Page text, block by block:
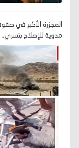
المجزرة الأكبر في
مدوية للإصلاح بتسري..